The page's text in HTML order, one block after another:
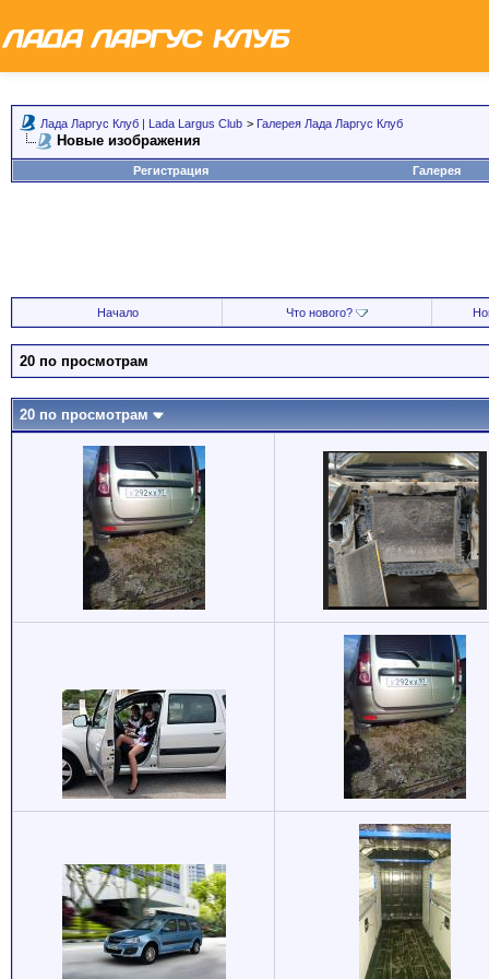
Лада Ларгус Клуб | Lada Largus Club > Галерея Лада Ларгус Клуб
Новые изображения
Регистрация Галерея
Начало Что нового?
20 по просмотрам
20 по просмотрам